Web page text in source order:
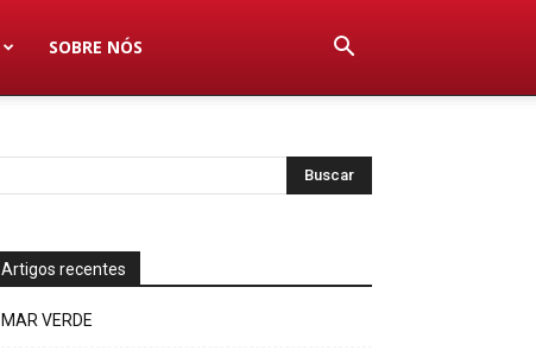
SOBRE NÓS
Artigos recentes
MAR VERDE